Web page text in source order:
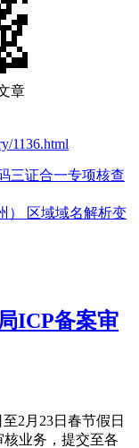
章
1136.html
三证合一专项核查
） 区域域名解析变
ICP备案审
2月23日春节假日
业务，提交至各